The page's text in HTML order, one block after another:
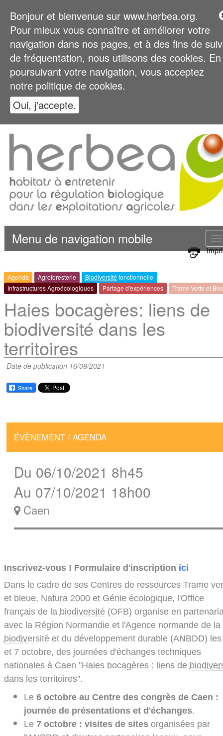
Bonjour et bienvenue sur www.herbea.org.
Pour mieux vous connaître et améliorer votre
navigation dans nos pages, et à des fins de
de fréquentation, nous utilisons des cookies. En
poursuivant votre navigation, vous acceptez
notre politique de cookies.
Oui, j'accepte.
Menu de navigation mobile
Agenda Agroforesterie Biodiversitéfonctionnelle
Infrastructures Agroécologiques
Partage d'expériences Trame Verte et
Haies bocagères: liens de
biodiversité dans les
territoires
Date de publication 16/09/2021
Share
ÉVÈNEMENT / AGENDA
Du 06/10/2021 8h45
Au 07/10/2021 18h00
Caen
Inscrivez-vous ! Formulaire d'inscription ici
Dans le cadre de ses Centres de ressources Trame
et bleue, Natura 2000 et Génie écologique, l'Office
français de la biodiversité(OFB) organise en
avec la Région Normandie et l'Agence normande de la
biodiversitéet du développement durable (ANBDD) les
et 7 octobre, des journées d'échanges techniques
nationales à Caen "Haies bocagères : liens de
dans les territoires".
Le 6 octobre au Centre des congrès de Caen :
journée de présentations et d'échanges.
Le 7 octobre : visites de sitesorganisées par